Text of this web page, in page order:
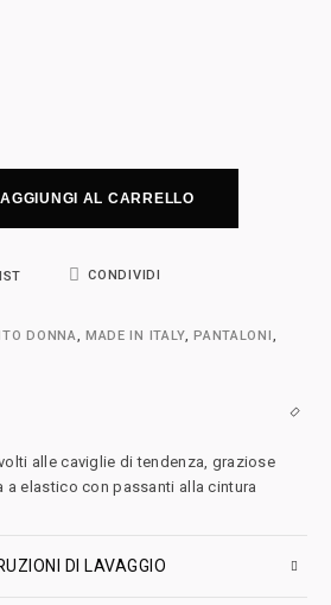
AGGIUNGI AL CARRELLO
CONDIVIDI
DONNA, MADE IN ITALY,PANTALONI,
alle caviglie di tendenza, graziose
a elastico con passanti alla cintura
DI LAVAGGIO